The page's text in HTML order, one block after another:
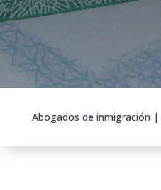
Abogados de inmigración |